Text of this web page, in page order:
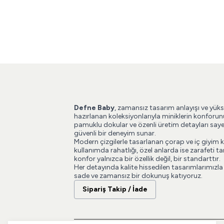
Defne Baby, zamansız tasarım anlayışı ve
hazırlanan koleksiyonlarıyla miniklerin
pamuklu dokular ve özenli üretim detayları
güvenli bir deneyim sunar.
Modern çizgilerle tasarlanan çorap ve iç giyim
kullanımda rahatlığı, özel anlarda ise zarafeti
konfor yalnızca bir özellik değil, bir standarttır.
Her detayında kalite hissedilen
sade ve zamansız bir dokunuş katıyoruz.
Sipariş Takip / İade